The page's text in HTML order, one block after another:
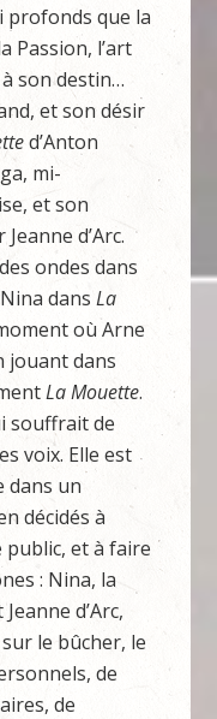
profonds que la
Passion, l’art
son destin…
et son désir
d’Anton
mi-
et son
d’Arc.
ondes dans
dansLa
où Arne
jouant dans
La Mouette.
souffrait de
voix. Elle est
dans un
décidés à
et à faire
: Nina, la
d’Arc,
le bûcher, le
de
de